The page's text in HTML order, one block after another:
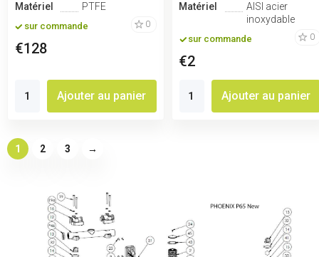
Matériel
PTFE
sur commande 0
€128
Ajouter au panier
Matériel
AISI acier
inoxydable
sur commande 0
€2
Ajouter au panier
1 2 3 →